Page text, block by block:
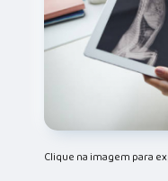
Clique na imagem para